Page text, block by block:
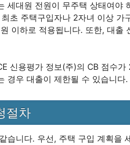
세대원 전원이 무주택 상태여야
초 주택구입자나 2자녀 이상
이하로 적용됩니다. 또한, 대
신용평가 정보(주)의 CB 점수
경우 대출이 제한될 수 있습니다.
절차
습니다. 우선, 주택 구입 계획을